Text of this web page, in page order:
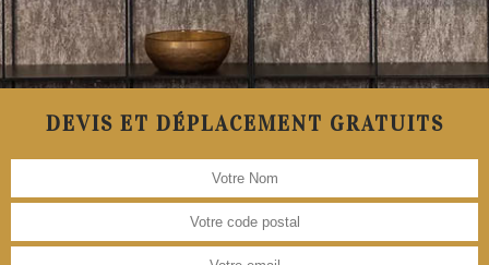
DEVIS ET DÉPLACEMENT GRATUITS